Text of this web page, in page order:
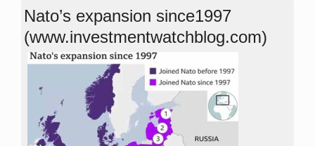
Nato’s expansion since1997
(www.investmentwatchblog.com)